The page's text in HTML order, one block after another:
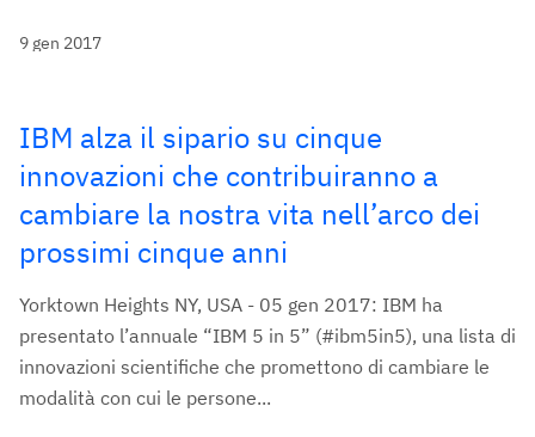
9 gen 2017
IBM alza il sipario su cinque
innovazioni che contribuiranno a
cambiare la nostra vita nell’arco dei
prossimi cinque anni
Yorktown Heights NY, USA - 05 gen 2017: IBM ha
presentato l’annuale “IBM 5 in 5” (#ibm5in5), una lista di
innovazioni scientifiche che promettono di cambiare le
modalità con cui le persone...